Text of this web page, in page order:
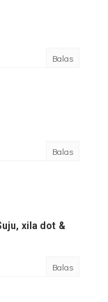
Balas
Balas
xila dot &
Balas